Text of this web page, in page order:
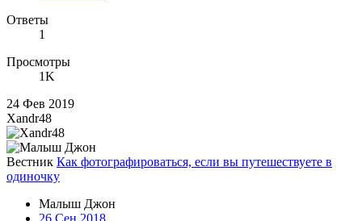
Ответы
1
Просмотры
1K
24 Фев 2019
Xandr48
Вестник Как фотографироваться, если вы путешествуете в
одиночку
Малыш Джон
26 Сен 2018